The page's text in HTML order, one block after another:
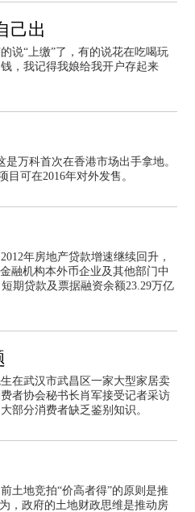
己出
说“上缴”了，有的说花在吃喝玩
，我记得我娘给我开户存起来
万科首次在香港市场出手拿地。
可在2016年对外发售。
年房地产贷款增速继续回升，
融机构本外币企业及其他部门中
期贷款及票据融资余额23.29万亿
在武汉市武昌区一家大型家居卖
者协会秘书长肖军接受记者采访
部分消费者缺乏鉴别知识。
土地竞拍“价高者得”的原则是推
，政府的土地财政思维是推动房